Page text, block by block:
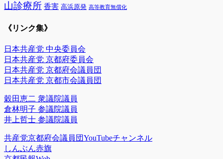
山診療所 香害 高浜原発 高等教育無償化
《リンク集》
日本共産党 中央委員会
日本共産党 京都府委員会
日本共産党 京都府会議員団
日本共産党 京都市会議員団
穀田恵二 衆議院議員
倉林明子 参議院議員
井上哲士 参議院議員
共産党京都府会議員団YouTubeチャンネル
しんぶん赤旗